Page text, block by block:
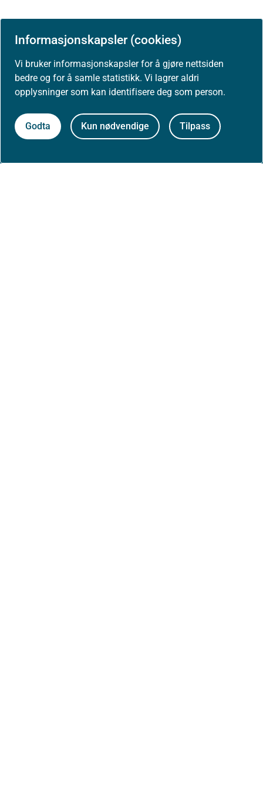
Informasjonskapsler (cookies)
Vi bruker informasjonskapsler for å gjøre nettsiden
bedre og for å samle statistikk. Vi lagrer aldri
opplysninger som kan identifisere deg som person.
Godta Kun nødvendige Tilpass
Om Helsedirektoratet
Om oss